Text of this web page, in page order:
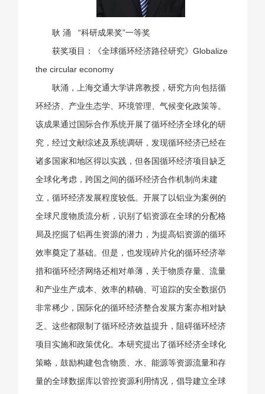
耿 涌 “科研成果奖”一等奖
获奖项目：
《全球循环经济路径研究》 Globalize
the circular economy
耿涌，上海交通大学讲席教授，研究方向包括循
环经济、产业生态学、环境管理、气候变化政策等。
该成果通过国际合作系统开展了循环经济全球化的研
究，经过文献综述及系统调研，发现循环经济已经在
诸多国家和地区得以实践，但各国循环经济项目缺乏
全球化考虑，跨国之间的循环经济合作机制尚未建
立，循环经济发展程度较低。开展了以铝业为案例的
全球尺度物质流分析，识别了铝资源在全球的分配格
局及挖掘了铝再生资源的潜力，为提高铝资源的循环
效率奠定了基础。但是，也发现碎片化的循环经济举
措和循环经济网络还相对单薄，关于物质存量、流量
和产业生产成本、效率的精确、可追踪的安全数据仍
非常稀少，国际化的循环经济整合发展方案亦相对缺
乏。这些都限制了循环经济效益提升，阻碍循环经济
项目实施和政策优化。本研究提出了循环经济全球化
策略，鼓励构建包含物质、水、能源等资源流量和存
量的全球数据库以管控资源利用情况，倡导建立全球